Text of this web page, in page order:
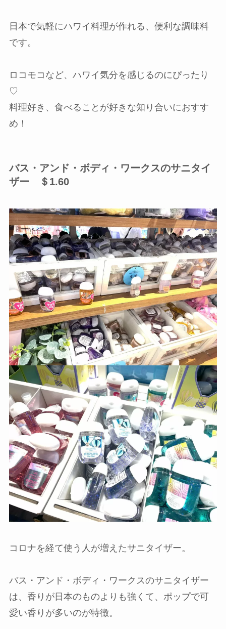
日本で気軽にハワイ料理が作れる、便利な調味料
です。
ロコモコなど、ハワイ気分を感じるのにぴったり
♡
料理好き、食べることが好きな知り合いにおすす
め！
バス・アンド・ボディ・ワークスのサニタイ
ザー ＄1.60
コロナを経て使う人が増えたサニタイザー。
バス・アンド・ボディ・ワークスのサニタイザー
は、香りが日本のものよりも強くて、ポップで可
愛い香りが多いのが特徴。